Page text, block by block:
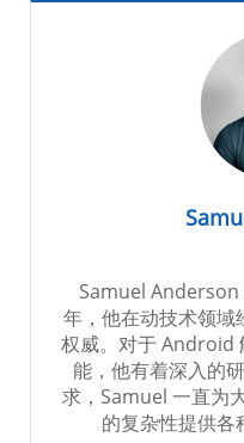
Samuel Anderson
年，他在动技术领域
权威。对于 Android
能，他有着深入的
求，Samuel 一直为
的复杂性提供各